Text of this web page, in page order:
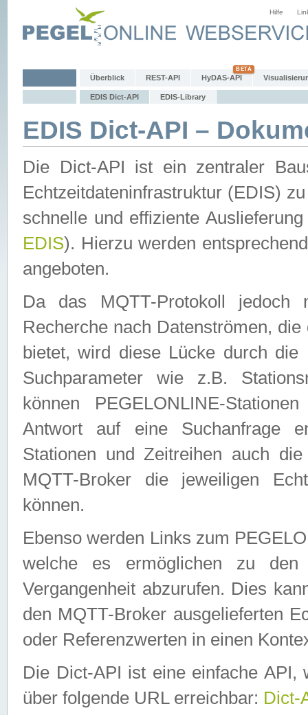
Hilfe
Überblick REST-API HyDAS-API
EDIS Dict-API EDIS-Library
EDIS Dict-API –
Die Dict-API ist ein zentraler
Echtzeitdateninfrastruktur (EDIS)
schnelle und effiziente
EDIS). Hierzu werden
angeboten.
Da das MQTT-Protokoll jedoch
Recherche nach Datenströmen,
bietet, wird diese Lücke durch die
Suchparameter wie z.B.
können PEGELONLINE-
Antwort auf eine Suchanfrage
Stationen und Zeitreihen auch
MQTT-Broker die jeweiligen
können.
Ebenso werden Links zum
welche es ermöglichen zu den
Vergangenheit abzurufen. Dies
den MQTT-Broker ausgelieferten
oder Referenzwerten in einen
Die Dict-API ist eine einfache API,
über folgende URL erreichbar: Dict-